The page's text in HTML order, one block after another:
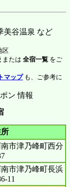
美谷温泉 など
区
または 全宿一覧 をご
マップも、ご参考に
南市津乃峰町西分
南市津乃峰町長浜
11